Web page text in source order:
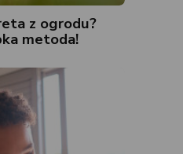
z ogrodu?
metoda!